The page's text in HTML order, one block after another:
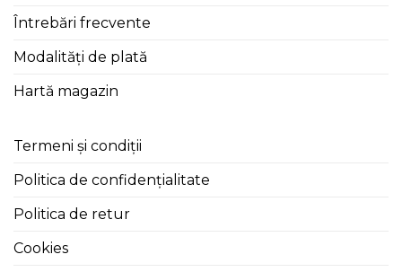
Întrebări frecvente
Modalități de plată
Hartă magazin
Termeni și condiții
Politica de confidențialitate
Politica de retur
Cookies